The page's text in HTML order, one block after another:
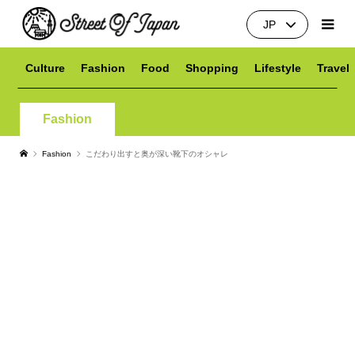
JP
Culture Fashion Food Shopping Lifestyle Travel
Fashion
Fashion こだわり出すと奥が深い靴下のオシャレ